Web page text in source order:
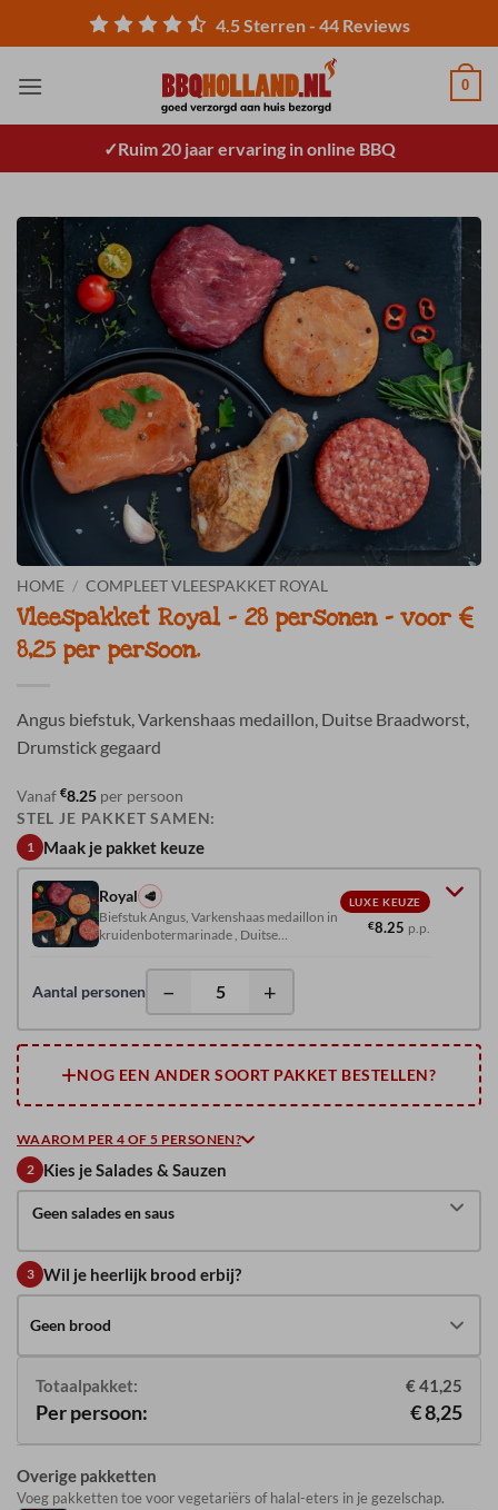
naar
4.5Sterren - 44Reviews
0
Ruim 20 jaar ervaring in online BBQ
HOME / COMPLEET VLEESPAKKET ROYAL
Vleespakket Royal – 28 personen – voor €
8,25 per persoon.
Angus biefstuk, Varkenshaas medaillon, Duitse Braadworst,
Drumstick gegaard
Vanaf €8.25 per persoon
STEL JE PAKKET SAMEN:
1 Maak je pakket keuze
Royal 🥩
Biefstuk Angus, Varkenshaas medaillon in
kruidenbotermarinade , Duitse
LUXE KEUZE
€8.25 p.p.
Aantal personen − +
NOG EEN ANDER SOORT PAKKET BESTELLEN?
WAAROM PER 4 OF 5 PERSONEN?
2
Kies je Salades & Sauzen
Geen salades en saus
3 Wil je heerlijk brood erbij?
Geen brood
Totaalpakket: € 41,25
Per persoon: € 8,25
Overige pakketten
Voeg pakketten toe voor vegetariërs of halal-eters in je gezelschap.